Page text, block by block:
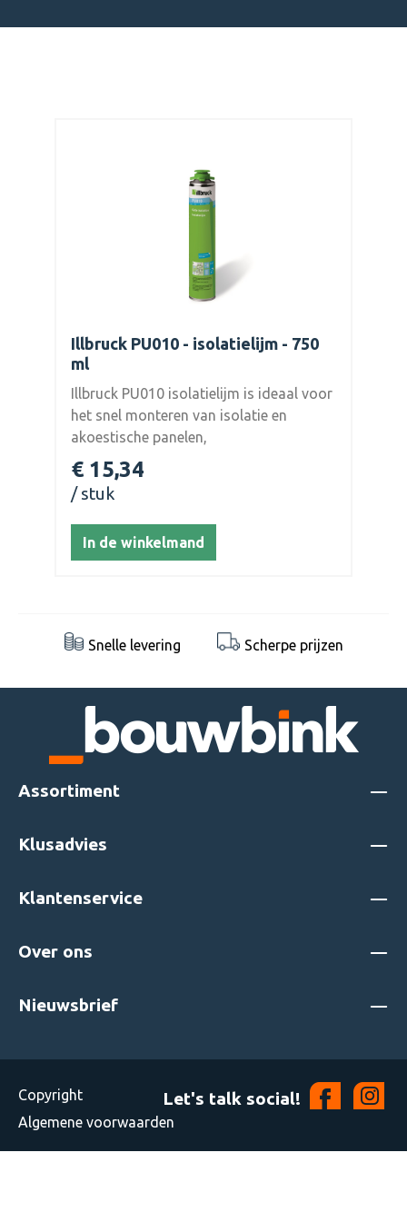
Illbruck PU010 - isolatielijm - 750
ml
Illbruck PU010 isolatielijm is ideaal voor
het snel monteren van isolatie en
akoestische panelen,
buitengevelisolatie, dakisolatie en
vergelijkbare plaatmaterialen. De PU010
isolatielijm van Illbruck is geschikt voor
het gebruik op vele verschillende
ondergronden waaronder metselwerk,
€ 15,34
stuk
In de winkelmand
Snelle levering Scherpe prijzen
Assortiment
Klusadvies
Klantenservice
Over ons
Nieuwsbrief
Copyright Let's talk social!
Algemene voorwaarden